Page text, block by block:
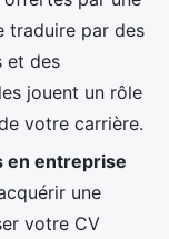
traduire par des
et des
jouent un rôle
votre carrière.
en entreprise
une
votre CV